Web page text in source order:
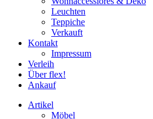
Leuchten
Teppiche
Verkauft
Kontakt
Impressum
Verleih
Über flex!
Ankauf
Artikel
Möbel